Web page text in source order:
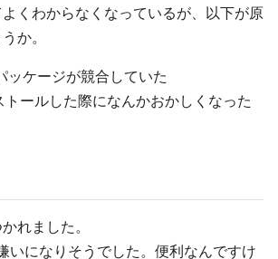
くわからなくなっているが、以下が原
か。
ケージが競合していた
ールした際になんかおかしくなった
れました。
いになりそうでした。便利なんですけ